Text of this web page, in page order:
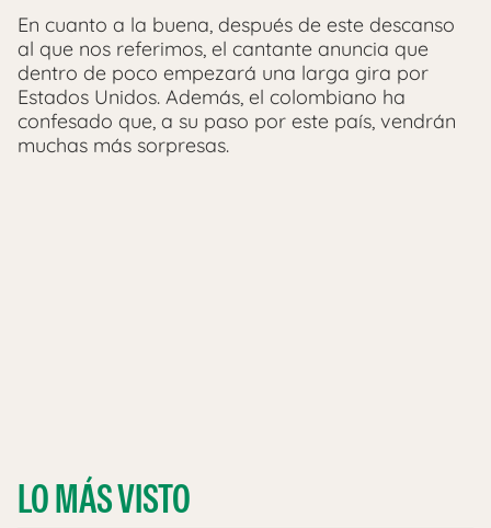
En cuanto a la buena, después de este descanso
al que nos referimos, el cantante anuncia que
dentro de poco empezará una larga gira por
Estados Unidos. Además, el colombiano ha
confesado que, a su paso por este país, vendrán
muchas más sorpresas.
LO MÁS VISTO